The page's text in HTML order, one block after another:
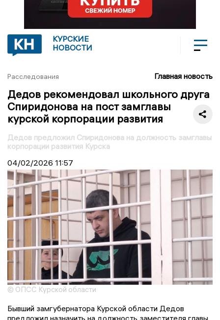
КУРСКИЕ
НОВОСТИ
Расследования Главная новость
Дедов рекомендовал школьного друга
Спиридонова на пост замглавы
курской корпорации развития
Дедов предложил Спиридонова на должность замглавы
корпорации развития Курска
04/02/2026 11:57
© ОПСС Курской области
Бывший замгубернатора Курской области Дедов
предложил назначить на должность заместителя главы